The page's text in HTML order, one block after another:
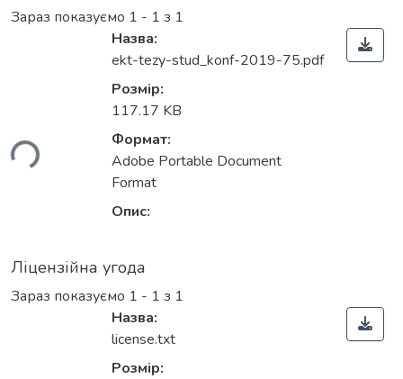
Зараз показуємо 1 - 1 з 1
Назва:
ekt-tezy-stud_konf-2019-75.pdf
Розмір:
117.17 KB
Формат:
Adobe Portable Document
Format
Опис:
Ліцензійна угода
Зараз показуємо 1 - 1 з 1
Назва:
license.txt
Розмір: